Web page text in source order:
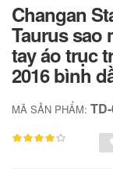
Changan
Taurus sao
tay áo trục
2016 bình
MÃ SẢN PHẨM: